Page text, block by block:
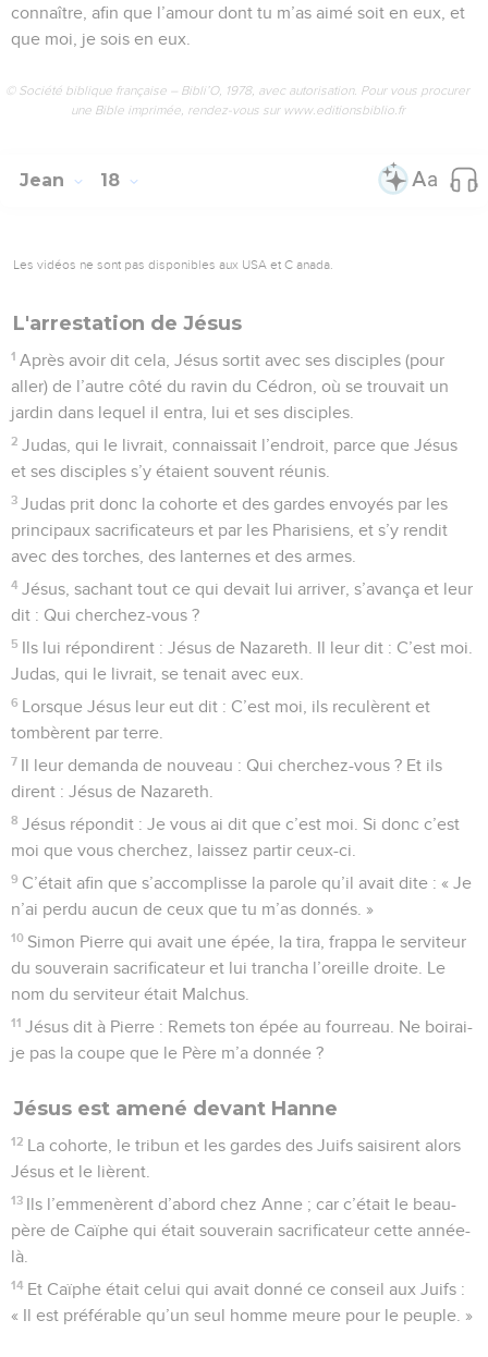
connaître, afin que l’amour dont tu m’as aimé soit en eux, et
que moi, je sois en eux.
© Société biblique française – Bibli’O, 1978, avec autorisation. Pour vous procurer
une Bible imprimée, rendez-vous sur www.editionsbiblio.fr
Jean 18
Les vidéos ne sont pas disponibles aux USA et C anada.
L'arrestation de Jésus
1 Après avoir dit cela, Jésus sortit avec ses disciples (pour
aller) de l’autre côté du ravin du Cédron, où se trouvait un
jardin dans lequel il entra, lui et ses disciples.
2 Judas, qui le livrait, connaissait l’endroit, parce que Jésus
et ses disciples s’y étaient souvent réunis.
3 Judas prit donc la cohorte et des gardes envoyés par les
principaux sacrificateurs et par les Pharisiens, et s’y rendit
avec des torches, des lanternes et des armes.
4 Jésus, sachant tout ce qui devait lui arriver, s’avança et leur
dit : Qui cherchez-vous ?
5 Ils lui répondirent : Jésus de Nazareth. Il leur dit : C’est moi.
Judas, qui le livrait, se tenait avec eux.
6 Lorsque Jésus leur eut dit : C’est moi, ils reculèrent et
tombèrent par terre.
7 Il leur demanda de nouveau : Qui cherchez-vous ? Et ils
dirent : Jésus de Nazareth.
8 Jésus répondit : Je vous ai dit que c’est moi. Si donc c’est
moi que vous cherchez, laissez partir ceux-ci.
9 C’était afin que s’accomplisse la parole qu’il avait dite : « Je
n’ai perdu aucun de ceux que tu m’as donnés. »
10 Simon Pierre qui avait une épée, la tira, frappa le serviteur
du souverain sacrificateur et lui trancha l’oreille droite. Le
nom du serviteur était Malchus.
11 Jésus dit à Pierre : Remets ton épée au fourreau. Ne boirai-
je pas la coupe que le Père m’a donnée ?
Jésus est amené devant Hanne
12 La cohorte, le tribun et les gardes des Juifs saisirent alors
Jésus et le lièrent.
13 Ils l’emmenèrent d’abord chez Anne ; car c’était le beau-
père de Caïphe qui était souverain sacrificateur cette année-
là.
14 Et Caïphe était celui qui avait donné ce conseil aux Juifs :
« Il est préférable qu’un seul homme meure pour le peuple. »